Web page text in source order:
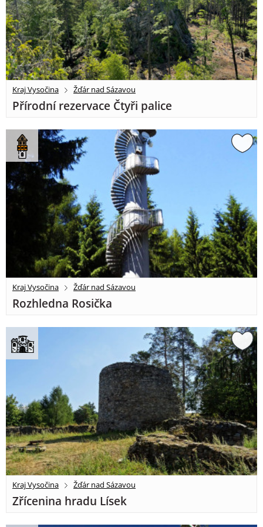
Kraj Vysočina Žďár nad Sázavou
Přírodní rezervace Čtyři palice
Kraj Vysočina Žďár nad Sázavou
Rozhledna Rosička
Kraj Vysočina Žďár nad Sázavou
Zřícenina hradu Lísek